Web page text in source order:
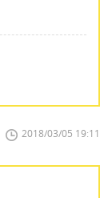
2018/03/05 19:11